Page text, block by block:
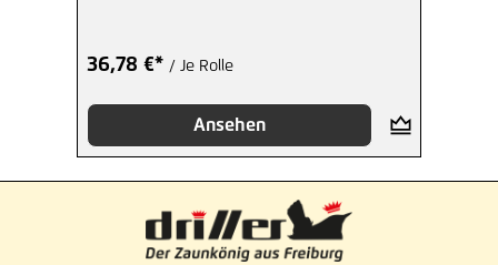
36,78 €* / Je Rolle
Ansehen